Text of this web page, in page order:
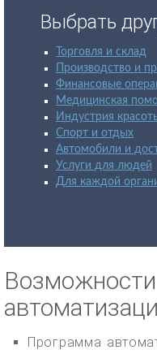
Выбрать
Торговля и склад
Производство и
Финансовые
Медицинская
Индустрия
Спорт и отдых
Автомобили и
Услуги для людей
Для каждой
Программа